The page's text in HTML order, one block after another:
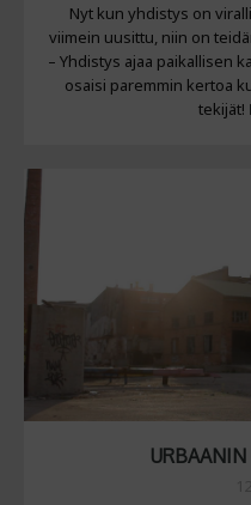
Nyt kun yhdistys on
viimein uusittu, niin on
– Yhdistys ajaa paikallisen
osaisi paremmin kertoa
tekijät!
URBAANIN